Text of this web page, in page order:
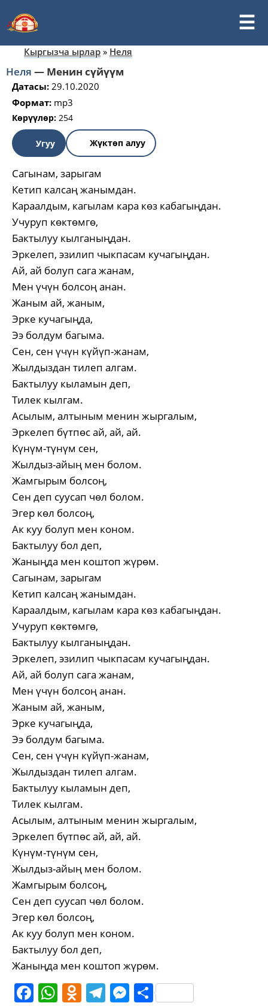
Кыргызча ырлар » Неля
Неля — Менин сүйүүм
Датасы: 29.10.2020
Формат: mp3
Көрүүлөр: 254
Угуу Жүктөп алуу
Сагынам, зарыгам
Кетип калсаң жанымдан.
Караалдым, кагылам кара көз кабагыңдан.
Учуруп көктөмгө,
Бактылуу кылганыңдан.
Эркелеп, эзилип чыкпасам кучагыңдан.
Ай, ай болуп сага жанам,
Мен үчүн болсоң анан.
Жаным ай, жаным,
Эрке кучагыңда,
Ээ болдум багыма.
Сен, сен үчүн күйүп-жанам,
Жылдыздан тилеп алгам.
Бактылуу кыламын деп,
Тилек кылгам.
Асылым, алтыным менин жыргалым,
Эркелеп бүтпөс ай, ай, ай.
Күнүм-түнүм сен,
Жылдыз-айың мен болом.
Жамгырым болсоң,
Сен деп суусап чөл болом.
Эгер көл болсоң,
Ак куу болуп мен коном.
Бактылуу бол деп,
Жаныңда мен коштоп жүрөм.
Сагынам, зарыгам
Кетип калсаң жанымдан.
Караалдым, кагылам кара көз кабагыңдан.
Учуруп көктөмгө,
Бактылуу кылганыңдан.
Эркелеп, эзилип чыкпасам кучагыңдан.
Ай, ай болуп сага жанам,
Мен үчүн болсоң анан.
Жаным ай, жаным,
Эрке кучагыңда,
Ээ болдум багыма.
Сен, сен үчүн күйүп-жанам,
Жылдыздан тилеп алгам.
Бактылуу кыламын деп,
Тилек кылгам.
Асылым, алтыным менин жыргалым,
Эркелеп бүтпөс ай, ай, ай.
Күнүм-түнүм сен,
Жылдыз-айың мен болом.
Жамгырым болсоң,
Сен деп суусап чөл болом.
Эгер көл болсоң,
Ак куу болуп мен коном.
Бактылуу бол деп,
Жаныңда мен коштоп жүрөм.
Facebook
WhatsApp
Odnoklassniki
Telegram
Messenger
Share